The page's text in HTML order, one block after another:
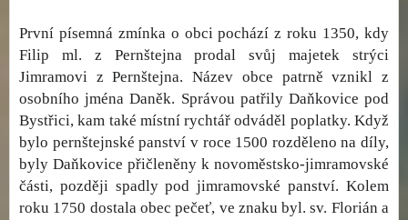
První písemná zmínka o obci pochází z roku 1350, kdy
Filip ml. z Pernštejna prodal svůj majetek strýci
Jimramovi z Pernštejna. Název obce patrně vznikl z
osobního jména Daněk. Správou patřily Daňkovice pod
Bystřici, kam také místní rychtář odváděl poplatky. Když
bylo pernštejnské panství v roce 1500 rozděleno na díly,
byly Daňkovice přičleněny k novoměstsko-jimramovské
části, později spadly pod jimramovské panství. Kolem
roku 1750 dostala obec pečeť, ve znaku byl. sv. Florián a